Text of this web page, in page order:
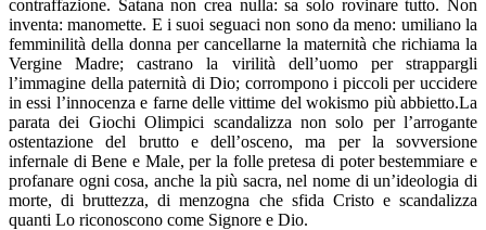
contraffazione. Satana non crea nulla: sa solo rovinare tutto. Non
inventa: manomette. E i suoi seguaci non sono da meno: umiliano la
femminilità della donna per cancellarne la maternità che richiama la
Vergine Madre; castrano la virilità dell’uomo per strappargli
l’immagine della paternità di Dio; corrompono i piccoli per uccidere
in essi l’innocenza e farne delle vittime del wokismo più abbietto.La
parata dei Giochi Olimpici scandalizza non solo per l’arrogante
ostentazione del brutto e dell’osceno, ma per la sovversione
infernale di Bene e Male, per la folle pretesa di poter bestemmiare e
profanare ogni cosa, anche la più sacra, nel nome di un’ideologia di
morte, di bruttezza, di menzogna che sfida Cristo e scandalizza
quanti Lo riconoscono come Signore e Dio.